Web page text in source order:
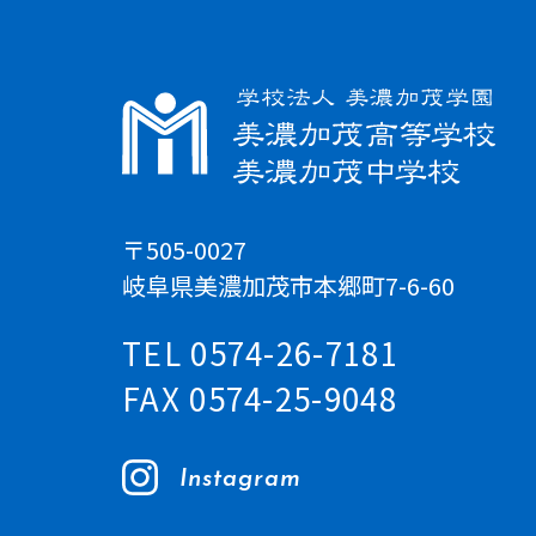
〒505-0027
岐阜県美濃加茂市本郷町7-6-60
TEL 0574-26-7181
FAX 0574-25-9048
Instagram